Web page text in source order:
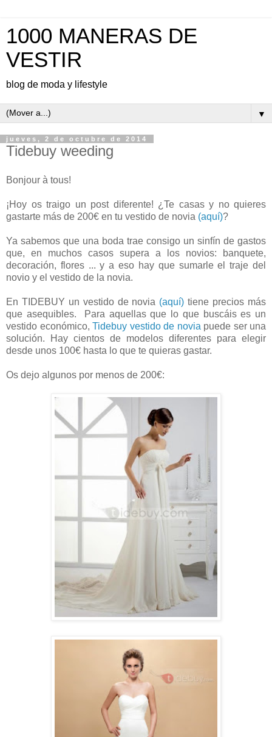
1000 MANERAS DE
VESTIR
blog de moda y lifestyle
▼
jueves, 2 de octubre de 2014
Tidebuy weeding
Bonjour à tous!
¡Hoy os traigo un post diferente! ¿Te casas y no quieres
gastarte más de 200€ en tu vestido de novia (aquí)?
Ya sabemos que una boda trae consigo un sinfín de gastos
que, en muchos casos supera a los novios: banquete,
decoración, flores ... y a eso hay que sumarle el traje del
novio y el vestido de la novia.
En TIDEBUY un vestido de novia (aquí) tiene precios más
que asequibles. Para aquellas que lo que buscáis es un
vestido económico, Tidebuy vestido de novia puede ser una
solución. Hay cientos de modelos diferentes para elegir
desde unos 100€ hasta lo que te quieras gastar.
Os dejo algunos por menos de 200€: